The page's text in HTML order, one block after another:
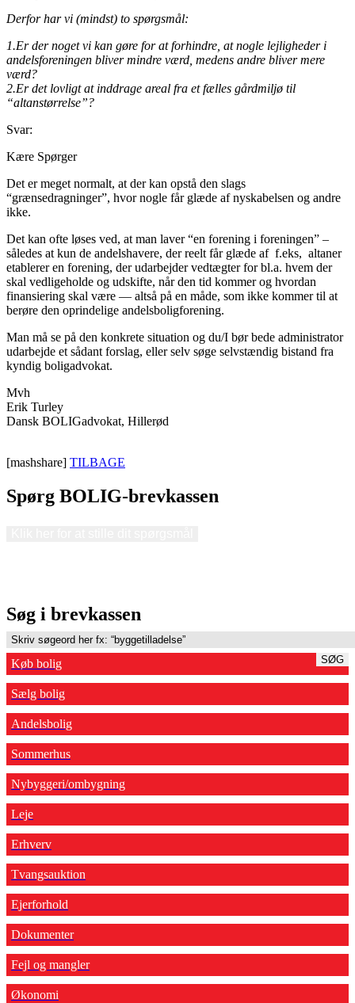
Derfor har vi (mindst) to spørgsmål:
1.Er der noget vi kan gøre for at forhindre, at nogle lejligheder i
andelsforeningen bliver mindre værd, medens andre bliver mere
værd?
2.Er det lovligt at inddrage areal fra et fælles gårdmiljø til
“altanstørrelse”?
Svar:
Kære Spørger
Det er meget normalt, at der kan opstå den slags
“grænsedragninger”, hvor nogle får glæde af nyskabelsen og andre
ikke.
Det kan ofte løses ved, at man laver “en forening i foreningen” –
således at kun de andelshavere, der reelt får glæde af f.eks, altaner
etablerer en forening, der udarbejder vedtægter for bl.a. hvem der
skal vedligeholde og udskifte, når den tid kommer og hvordan
finansiering skal være — altså på en måde, som ikke kommer til at
berøre den oprindelige andelsboligforening.
Man må se på den konkrete situation og du/I bør bede administrator
udarbejde et sådant forslag, eller selv søge selvstændig bistand fra
kyndig boligadvokat.
Mvh
Erik Turley
Dansk BOLIGadvokat, Hillerød
[mashshare] TILBAGE
Spørg BOLIG-brevkassen
Søg i brevkassen
SØG
Køb bolig
Sælg bolig
Andelsbolig
Sommerhus
Nybyggeri/ombygning
Leje
Erhverv
Tvangsauktion
Ejerforhold
Dokumenter
Fejl og mangler
Økonomi